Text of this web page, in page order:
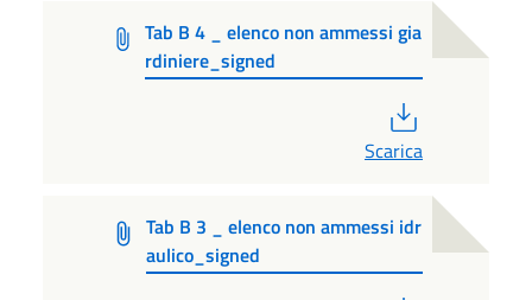
Tab B 4 _ elenco non ammessi gia
rdiniere_signed
Scarica
Tab B 3 _ elenco non ammessi idr
aulico_signed